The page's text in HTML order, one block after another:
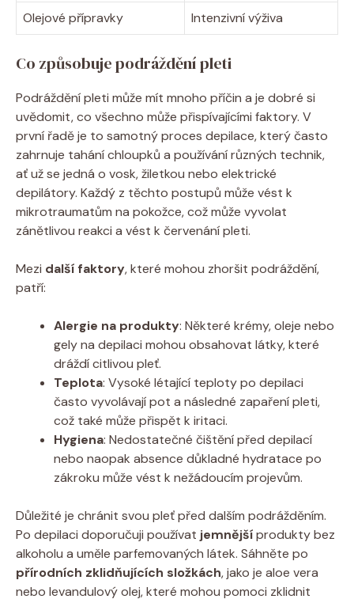
Olejové přípravky
Intenzivní výživa
Co způsobuje podráždění pleti
Podráždění pleti může mít mnoho příčin a je dobré si
uvědomit, co všechno může přispívajícími faktory. V
první řadě je to samotný proces depilace, který často
zahrnuje tahání chloupků a používání různých technik,
ať už se jedná o vosk, žiletkou nebo elektrické
depilátory. Každý z těchto postupů může vést k
mikrotraumatům na pokožce, což může vyvolat
zánětlivou reakci a vést k červenání pleti.
Mezi další faktory, které mohou zhoršit podráždění,
patří:
Alergie na produkty: Některé krémy, oleje nebo
gely na depilaci mohou obsahovat látky, které
dráždí citlivou pleť.
Teplota: Vysoké létající teploty po depilaci
často vyvolávají pot a následné zapaření pleti,
což také může přispět k iritaci.
Hygiena: Nedostatečné čištění před depilací
nebo naopak absence důkladné hydratace po
zákroku může vést k nežádoucím projevům.
Důležité je chránit svou pleť před dalším podrážděním.
Po depilaci doporučuji používat jemnějšíprodukty bez
alkoholu a uměle parfemovaných látek. Sáhněte po
přírodních zklidňujících složkách, jako je aloe vera
nebo levandulový olej, které mohou pomoci zklidnit